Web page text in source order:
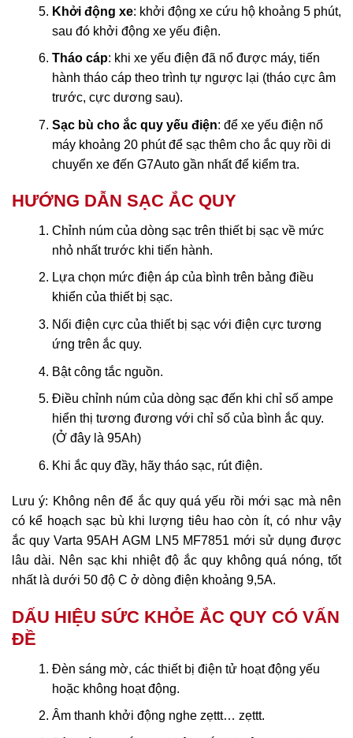
Khởi động xe: khởi động xe cứu hộ khoảng 5 phút,
sau đó khởi động xe yếu điện.
Tháo cáp: khi xe yếu điện đã nổ được máy, tiến
hành tháo cáp theo trình tự ngược lại (tháo cực âm
trước, cực dương sau).
Sạc bù cho ắc quy yếu điện: để xe yếu điện nổ
máy khoảng 20 phút để sạc thêm cho ắc quy rồi di
chuyển xe đến G7Auto gần nhất để kiểm tra.
HƯỚNG DẪN SẠC ẮC QUY
Chỉnh núm của dòng sạc trên thiết bị sạc về mức
nhỏ nhất trước khi tiến hành.
Lựa chọn mức điện áp của bình trên bảng điều
khiển của thiết bị sạc.
Nối điện cực của thiết bị sạc với điện cực tương
ứng trên ắc quy.
Bật công tắc nguồn.
Điều chỉnh núm của dòng sạc đến khi chỉ số ampe
hiển thị tương đương với chỉ số của bình ắc quy.
(Ở đây là 95Ah)
Khi ắc quy đầy, hãy tháo sạc, rút điện.
Lưu ý: Không nên để ắc quy quá yếu rồi mới sạc mà nên
có kể hoạch sạc bù khi lượng tiêu hao còn ít, có như vậy
ắc quy Varta 95AH AGM LN5 MF7851 mới sử dụng được
lâu dài. Nên sạc khi nhiệt độ ắc quy không quá nóng, tốt
nhất là dưới 50 độ C ở dòng điện khoảng 9,5A.
DẤU HIỆU SỨC KHỎE ẮC QUY CÓ VẤN
ĐỀ
Đèn sáng mờ, các thiết bị điện tử hoạt động yếu
hoặc không hoạt động.
Âm thanh khởi động nghe zẹttt… zẹttt.